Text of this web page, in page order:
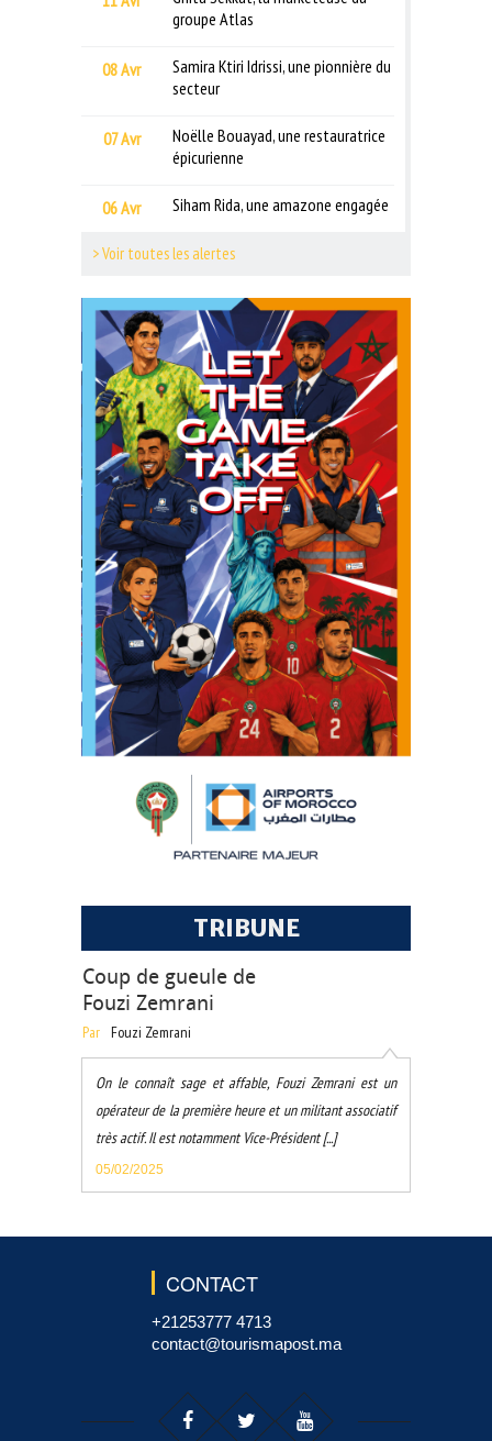
groupe Atlas
08 Avr
Samira Ktiri Idrissi, une pionnière du
secteur
07 Avr
Noëlle Bouayad, une restauratrice
épicurienne
06 Avr Siham Rida, une amazone engagée
> Voir toutes les alertes
TRIBUNE
Coup de gueule de
Fouzi Zemrani
Par Fouzi Zemrani
On le connaît sage et affable, Fouzi Zemrani est un
opérateur de la première heure et un militant associatif
très actif. Il est notamment Vice-Président [...]
05/02/2025
CONTACT
+21253777 4713
contact@tourismapost.ma